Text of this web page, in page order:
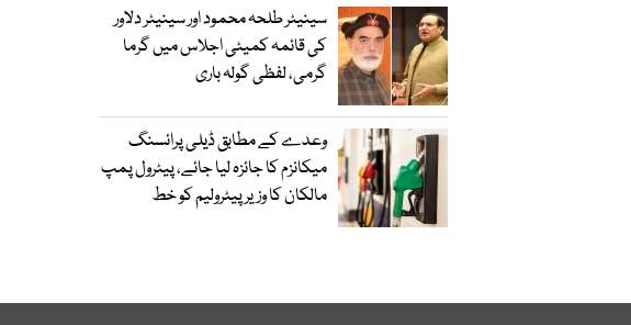
سینیٹر طلحہ محمود اور سینیٹر دلاور
کی قائمہ کمیٹی اجلاس میں گرما
گرمی، لفظی گولہ باری
وعدے کے مطابق ڈیلی پرائسنگ
میکانزم کا جائزہ لیا جائے، پیٹرول پمپ
مالکان کا وزیرپیٹرولیم کو خط